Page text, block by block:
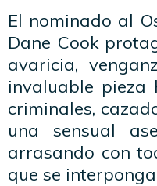
El nominado al
Dane Cook
avaricia,
invaluable pieza
criminales,
una sensual
arrasando con
que se